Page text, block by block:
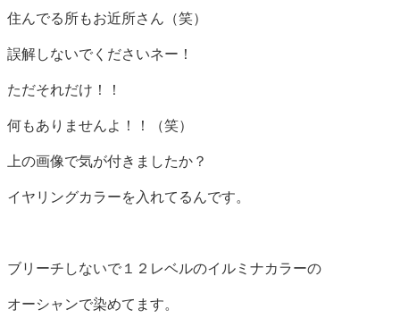
住んでる所もお近所さん（笑）
誤解しないでくださいネー！
ただそれだけ！！
何もありませんよ！！（笑）
上の画像で気が付きましたか？
イヤリングカラーを入れてるんです。
ブリーチしないで１２レベルのイルミナカラーの
オーシャンで染めてます。